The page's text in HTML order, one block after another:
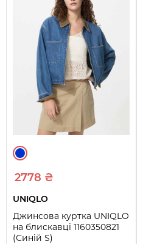
2778 ₴
UNIQLO
Джинсова куртка UNIQLO
на блискавці 1160350821
(Синій S)